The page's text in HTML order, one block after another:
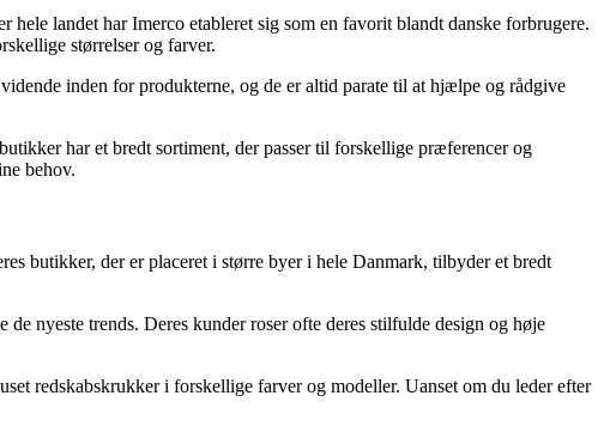
landet har Imerco etableret sig som en favorit blandt danske forbrugere.
størrelser og farver.
inden for produkterne, og de er altid parate til at hjælpe og rådgive
har et bredt sortiment, der passer til forskellige præferencer og
behov.
butikker, der er placeret i større byer i hele Danmark, tilbyder et bredt
nyeste trends. Deres kunder roser ofte deres stilfulde design og høje
redskabskrukker i forskellige farver og modeller. Uanset om du leder efter